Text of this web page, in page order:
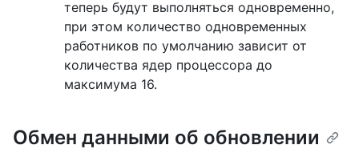
теперь будут выполняться одновременно,
при этом количество одновременных
работников по умолчанию зависит от
количества ядер процессора до
максимума 16.
Обмен данными об обновлении